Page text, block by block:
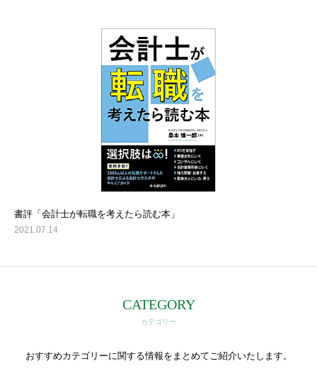
書評「会計士が転職を考えたら読む本」
2021.07.14
CATEGORY
カテゴリー
おすすめカテゴリーに関する情報をまとめてご紹介いたします。